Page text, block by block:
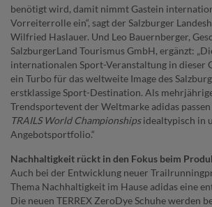
benötigt wird, damit nimmt Gastein
Vorreiterrolle ein“, sagt der Salzburger
Wilfried Haslauer. Und Leo Bauernberger,
SalzburgerLand Tourismus GmbH, ergänzt:
internationalen Sport-Veranstaltung in dieser
ein Turbo für das weltweite Image des
erstklassige Sport-Destination. Als
Trendsportevent der Weltmarke adidas
TRAILS World Championshipsidealtypisch in
Angebotsportfolio.“
Nachhaltigkeit rückt in den Fokus beim
Auch bei der Entwicklung neuer
Thema Nachhaltigkeit im Hause adidas eine
Die neuen TERREX ZeroDye Schuhe werden